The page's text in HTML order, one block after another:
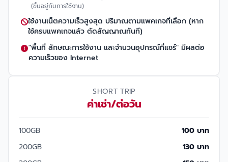
(ขึ้นอยู่กับการใช้งาน)
ใช้งานเน็ตความเร็วสูงสุด ปริมาณตามแพคเกจที่เลือก (หาก
ใช้ครบแพคเกจแล้ว ตัดสัญญาณทันที)
"พื้นที่ ลักษณะการใช้งาน และจำนวนอุปกรณ์ที่แชร์" มีผลต่อ
ความเร็วของ Internet
SHORT TRIP
ค่าเช่า/ต่อวัน
100GB
100 บาท
200GB
130 บาท